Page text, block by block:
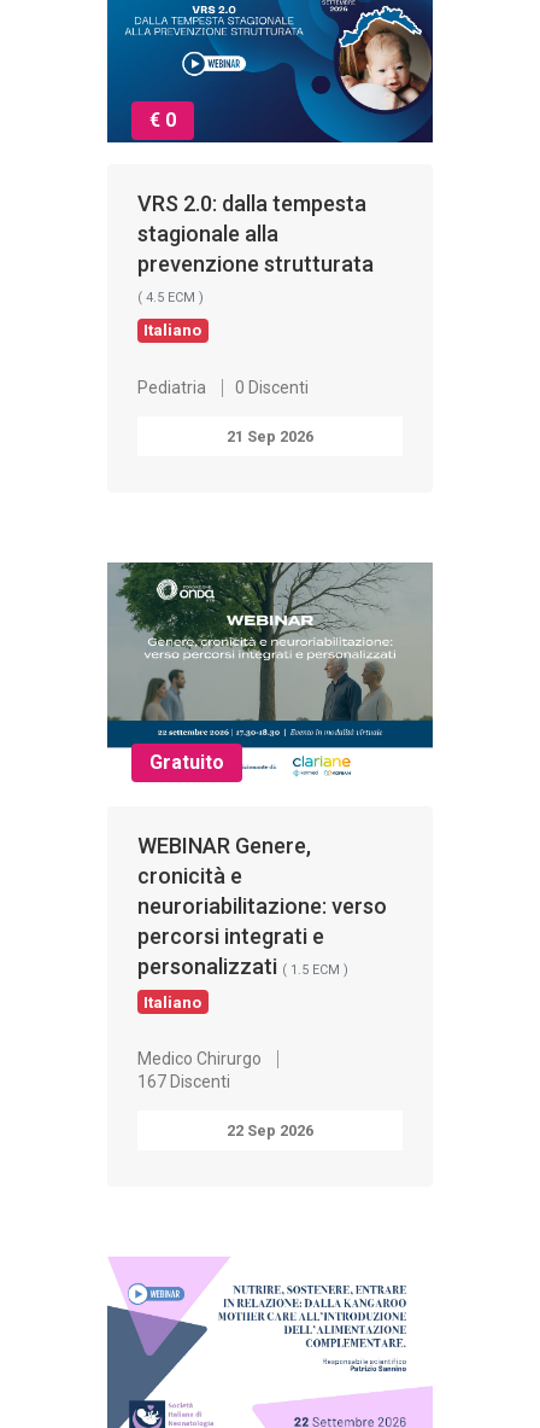
€ 0
VRS 2.0: dalla tempesta
stagionale alla
prevenzione strutturata
( 4.5 ECM )
Italiano
Pediatria 0 Discenti
21 Sep 2026
Gratuito
WEBINAR Genere,
cronicità e
neuroriabilitazione: verso
percorsi integrati e
personalizzati ( 1.5 ECM )
Italiano
Medico Chirurgo
167 Discenti
22 Sep 2026